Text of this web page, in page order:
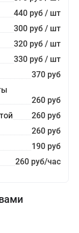
440 руб / шт
300 руб / шт
320 руб / шт
330 руб / шт
370 руб
260 руб
260 руб
260 руб
190 руб
260 руб/час